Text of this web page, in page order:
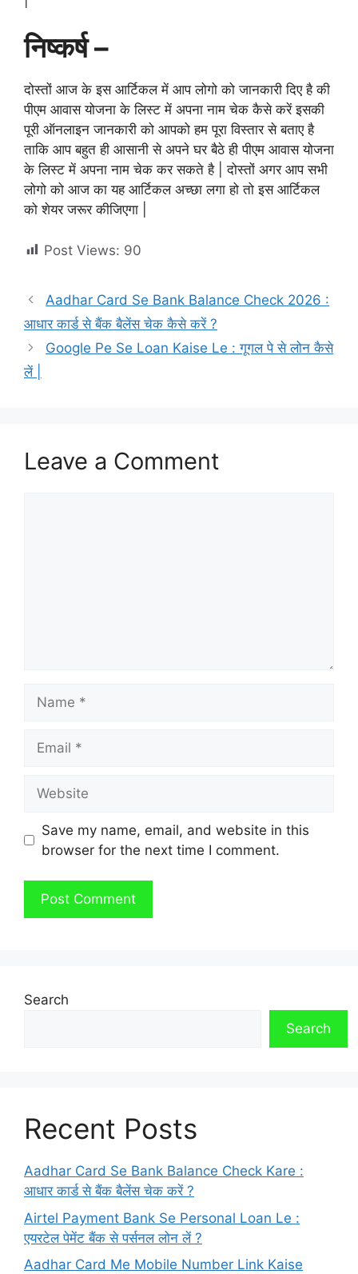
निष्कर्ष –
दोस्तों आज के इस आर्टिकल में आप लोगो को जानकारी दिए है की
पीएम आवास योजना के लिस्ट में अपना नाम चेक कैसे करें इसकी
पूरी ऑनलाइन जानकारी को आपको हम पूरा विस्तार से बताए है
ताकि आप बहुत ही आसानी से अपने घर बैठे ही पीएम आवास योजना
के लिस्ट में अपना नाम चेक कर सकते है | दोस्तों अगर आप सभी
लोगो को आज का यह आर्टिकल अच्छा लगा हो तो इस आर्टिकल
को शेयर जरूर कीजिएगा |
Post Views: 90
Aadhar Card Se Bank Balance Check 2026 :
आधार कार्ड से बैंक बैलेंस चेक कैसे करें ?
Google Pe Se Loan Kaise Le : गूगल पे से लोन कैसे
लें |
Leave a Comment
Save my name, email, and website in this
browser for the next time I comment.
Search
Search
Recent Posts
Aadhar Card Se Bank Balance Check Kare :
आधार कार्ड से बैंक बैलेंस चेक करें ?
Airtel Payment Bank Se Personal Loan Le :
एयरटेल पेमेंट बैंक से पर्सनल लोन लें ?
Aadhar Card Me Mobile Number Link Kaise